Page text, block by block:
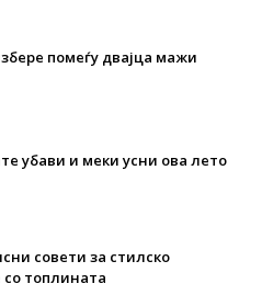
помеѓу двајца мажи
убави и меки усни ова лето
совети за стилско
топлината